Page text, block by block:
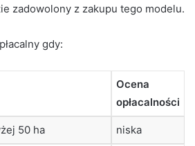
zadowolony z zakupu tego modelu.
gdy:
Ocena
opłacalności
50 ha niska